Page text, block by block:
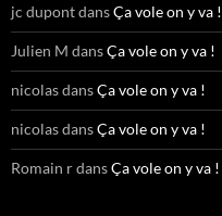
jc dupontdansÇa vole on y va !
Julien M dansÇa vole on y va !
nicolasdansÇa vole on y va !
nicolasdansÇa vole on y va !
Romain rdansÇa vole on y va !